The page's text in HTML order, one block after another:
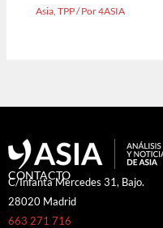
Asia ,TPP/ Por4ASIA
CONTACTO
C/Infanta Mercedes 31, Bajo.
28020 Madrid
663 271 716